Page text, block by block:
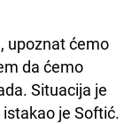
upoznat ćemo
da ćemo
Situacija je
je Softić.